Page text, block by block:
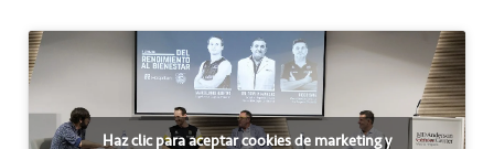
Haz clic para aceptar cookies de marketing y